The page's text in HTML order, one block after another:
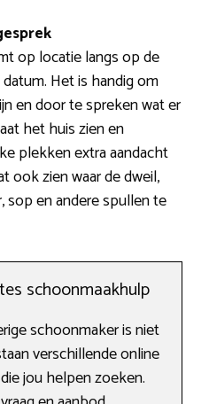
op locatie langs op de
Het is handig om
en door te spreken wat er
het huis zien en
plekken extra aandacht
ook zien waar de dweil,
sop en andere spullen te
schoonmaakhulp
schoonmaker is niet
verschillende online
jou helpen zoeken.